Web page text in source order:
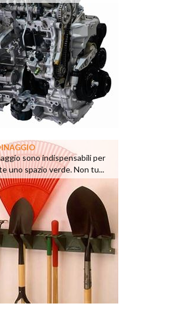
sono indispensabili per
uno spazio verde. Non tu...